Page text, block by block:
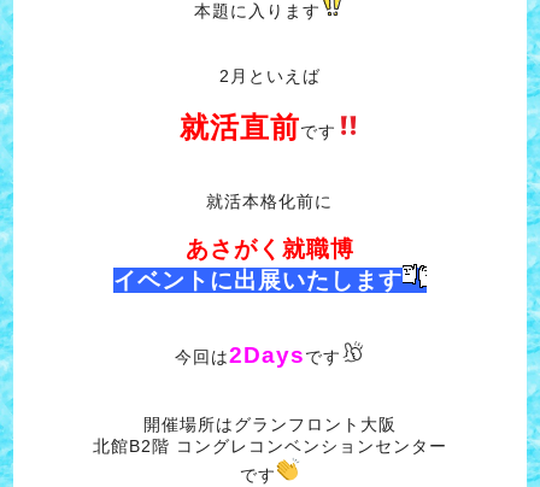
本題に入ります
2月といえば
就活直前です
就活本格化前に
あさがく就職博
イベントに出展いたします
今回は2Daysです
開催場所はグランフロント大阪
北館B2階 コングレコンベンションセンター
です